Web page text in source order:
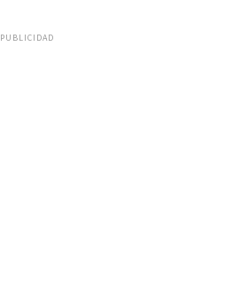
PUBLICIDAD